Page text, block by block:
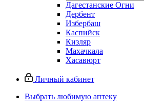
Дагестанские Огни
Дербент
Избербаш
Каспийск
Кизляр
Махачкала
Хасавюрт
Личный кабинет
Выбрать любимую аптеку